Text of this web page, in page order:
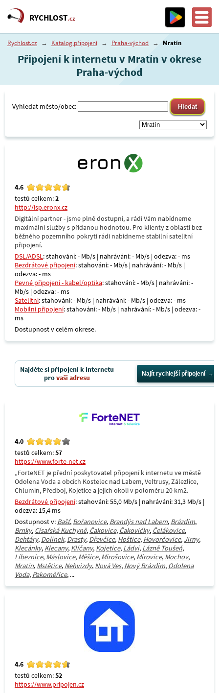
RYCHLOST.cz
Rychlost.cz → Katalog připojení → Praha-východ → Mratín
Připojení k internetu v Mratín v okrese
Praha-východ
Vyhledat město/obec:
4.6
testů celkem:2
http://isp.eronx.cz
Digitální partner - jsme plně dostupní, a rádi Vám nabídneme
maximální služby s přidanou hodnotou. Pro klienty z oblastí bez
běžného pozemního pokrytí rádi nabídneme stabilní satelitní
připojení.
DSL/ADSL: stahování: - Mb/s | nahrávání: - Mb/s | odezva: - ms
Bezdrátové připojení: stahování: - Mb/s | nahrávání: - Mb/s |
odezva: - ms
Pevné připojení - kabel/optika: stahování: - Mb/s | nahrávání: -
Mb/s | odezva: - ms
Satelitní: stahování: - Mb/s | nahrávání: - Mb/s | odezva: - ms
Mobilní připojení: stahování: - Mb/s | nahrávání: - Mb/s | odezva: -
ms
Dostupnost v celém okrese.
Najděte si připojení k internetu
provaši adresu Najít rychlejší připojení
4.0
testů celkem:57
https://www.forte-net.cz
„ForteNET je přední poskytovatel připojení k internetu ve městě
Odolena Voda a obcích Kostelec nad Labem, Veltrusy, Zálezlice,
Chlumín, Předboj, Kojetice a jejich okolí v poloměru 20 km2.
Bezdrátové připojení: stahování: 55,0 Mb/s | nahrávání: 31,3 Mb/s |
odezva: 15,4 ms
Dostupnost v: Bašť, Bořanovice, Brandýs nad Labem, Brázdim,
Brnky, Císařská Kuchyně, Čakovice, Čakovičky, Čelákovice,
Dehtáry, Dolínek, Drasty, Dřevčice, Hoštice, Hovorčovice, Jirny,
Klecánky, Klecany, Klíčany, Kojetice, Ládví, Lázně Toušeň,
Líbeznice, Máslovice, Měšice, Mirošovice, Mírovice, Mochov,
Mratín, Mstětice, Nehvizdy, Nová Ves, Nový Brázdim, Odolena
Voda, Pakoměřice, ...
4.6
testů celkem:52
https://www.pripojen.cz